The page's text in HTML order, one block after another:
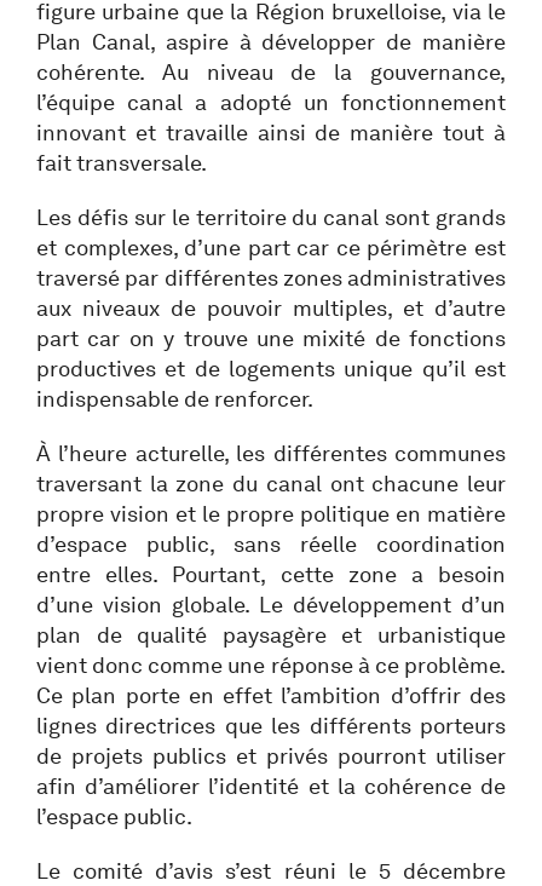
figure urbaine que la Région bruxelloise, via le
Plan Canal, aspire à développer de manière
cohérente. Au niveau de la gouvernance,
l’équipe canal a adopté un fonctionnement
innovant et travaille ainsi de manière tout à
fait transversale.
Les défis sur le territoire du canal sont grands
et complexes, d’une part car ce périmètre est
traversé par différentes zones administratives
aux niveaux de pouvoir multiples, et d’autre
part car on y trouve une mixité de fonctions
productives et de logements unique qu’il est
indispensable de renforcer.
À l’heure acturelle, les différentes communes
traversant la zone du canal ont chacune leur
propre vision et le propre politique en matière
d’espace public, sans réelle coordination
entre elles. Pourtant, cette zone a besoin
d’une vision globale. Le développement d’un
plan de qualité paysagère et urbanistique
vient donc comme une réponse à ce problème.
Ce plan porte en effet l’ambition d’offrir des
lignes directrices que les différents porteurs
de projets publics et privés pourront utiliser
afin d’améliorer l’identité et la cohérence de
l’espace public.
Le comité d’avis s’est réuni le 5 décembre